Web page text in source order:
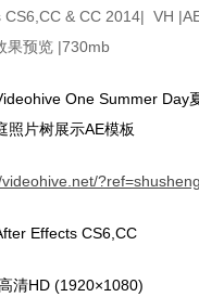
CS6,CC & CC 2014| VH
果预览 |730mb
One Summer Day
照片树展示AE模板
?ref=shusheng
Effects CS6,CC
清HD (1920×1080)